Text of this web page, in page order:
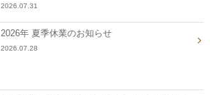
2026.07.31
2026年 夏季休業のお知らせ
2026.07.28